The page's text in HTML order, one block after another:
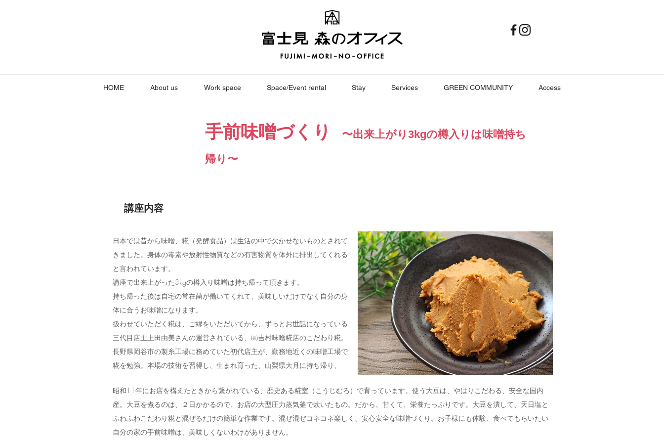
HOME About us Work space Space/Event rental Stay Services GREEN COMMUNITY Access
手前味噌づくり
〜出来上がり3kgの樽入りは味噌持ち
帰り〜
​講座内容
日本では昔から味噌、糀（発酵食品）は生活の中で欠かせないものとされて
きました。身体の毒素や放射性物質などの有害物質を体外に排出してくれる
と言われています。
講座で出来上がった3kgの樽入り味噌は持ち帰って頂きます。
持ち帰った後は自宅の常在菌が働いてくれて、美味しいだけでなく自分の身
体に合うお味噌になります。
扱わせていただく糀は、ご縁をいただいてから、ずっとお世話になっている
三代目店主上田由美さんの運営されている、㈱吉村味噌糀店のこだわり糀。
長野県岡谷市の製糸工場に務めていた初代店主が、勤務地近くの味噌工場で
糀を勉強。本場の技術を習得し、生まれ育った、山梨県大月に持ち帰り、
昭和11年にお店を構えたときから繋がれている、歴史ある糀室（こうじむろ）で育っています。使う大豆は、やはりこだわる、安全な国内
産。大豆を煮るのは、２日かかるので、お店の大型圧力蒸気釜で炊いたもの。だから、甘くて、栄養たっぷりです。大豆を潰して、天日塩と
ふわふわこだわり糀と混ぜるだけの簡単な作業です。混ぜ混ぜコネコネ楽しく、安心安全な味噌づくり。お子様にも体験、食べてもらいたい
自分の家の手前味噌は、美味しくないわけがありません。